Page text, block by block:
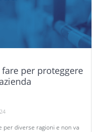
per proteggere
per diverse ragioni e non va